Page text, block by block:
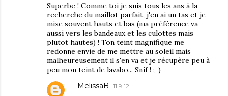
Superbe ! Comme toi je suis tous les ans à la
recherche du maillot parfait, j'en ai un tas et je
mixe souvent hauts et bas (ma préférence va
aussi vers les bandeaux et les culottes mais
plutot hautes) ! Ton teint magnifique me
redonne envie de me mettre au soleil mais
malheureusement il s'en va et je récupère peu à
peu mon teint de lavabo... Snif ! ;-)
MelissaB 11.9.12